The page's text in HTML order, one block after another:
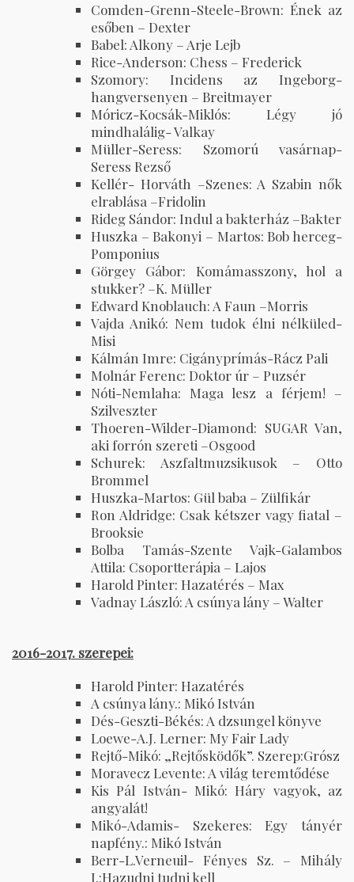
Comden-Grenn-Steele-Brown: Ének az
esőben – Dexter
Babel: Alkony – Arje Lejb
Rice-Anderson: Chess – Frederick
Szomory: Incidens az Ingeborg-
hangversenyen – Breitmayer
Móricz-Kocsák-Miklós: Légy jó
mindhalálig- Valkay
Müller-Seress: Szomorú vasárnap-
Seress Rezső
Kellér- Horváth –Szenes: A Szabin nők
elrablása –Fridolin
Rideg Sándor: Indul a bakterház –Bakter
Huszka – Bakonyi – Martos: Bob herceg-
Pomponius
Görgey Gábor: Komámasszony, hol a
stukker? –K. Müller
Edward Knoblauch: A Faun –Morris
Vajda Anikó: Nem tudok élni nélküled-
Misi
Kálmán Imre: Cigányprímás-Rácz Pali
Molnár Ferenc: Doktor úr – Puzsér
Nóti-Nemlaha: Maga lesz a férjem! –
Szilveszter
Thoeren-Wilder-Diamond: SUGAR Van,
aki forrón szereti –Osgood
Schurek: Aszfaltmuzsikusok – Otto
Brommel
Huszka-Martos: Gül baba – Zülfikár
Ron Aldridge: Csak kétszer vagy fiatal –
Brooksie
Bolba Tamás-Szente Vajk-Galambos
Attila: Csoportterápia – Lajos
Harold Pinter: Hazatérés – Max
Vadnay László: A csúnya lány – Walter
2016-2017. szerepei:
Harold Pinter: Hazatérés
A csúnya lány.: Mikó István
Dés-Geszti-Békés: A dzsungel könyve
Loewe-A.J. Lerner: My Fair Lady
Rejtő-Mikó: „Rejtősködők”. Szerep:Grósz
Moravecz Levente: A világ teremtődése
Kis Pál István- Mikó: Háry vagyok, az
angyalát!
Mikó-Adamis- Szekeres: Egy tányér
napfény.: Mikó István
Berr-L.Verneuil- Fényes Sz. – Mihály
I.:Hazudni tudni kell